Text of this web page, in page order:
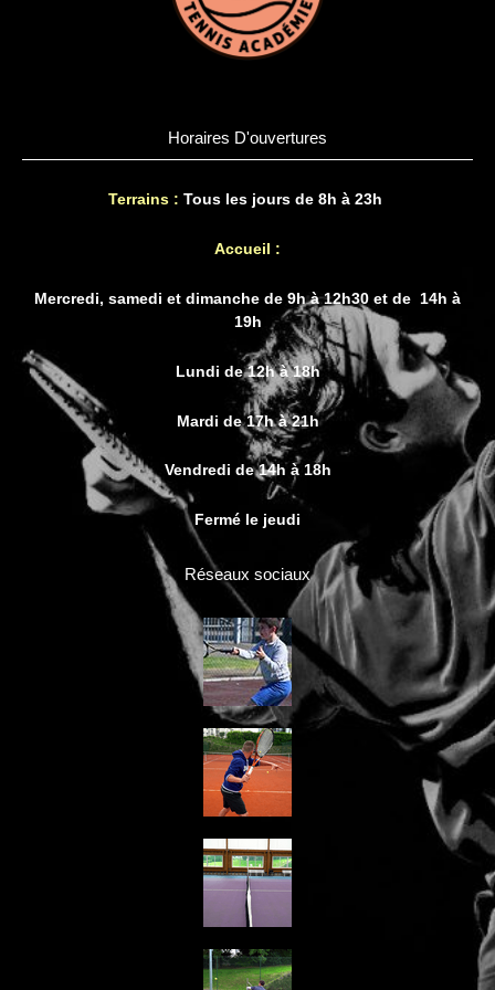
Horaires D'ouvertures
Terrains : Tous les jours de 8h à 23h
Accueil :
Mercredi, samedi et dimanche de 9h à 12h30 et de 14h à
19h
Lundi de 12h à 18h
Mardi de 17h à 21h
Vendredi de 14h à 18h
Fermé le jeudi
Réseaux sociaux